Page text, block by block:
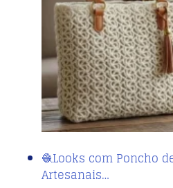
🧶Looks com Poncho
Artesanais…